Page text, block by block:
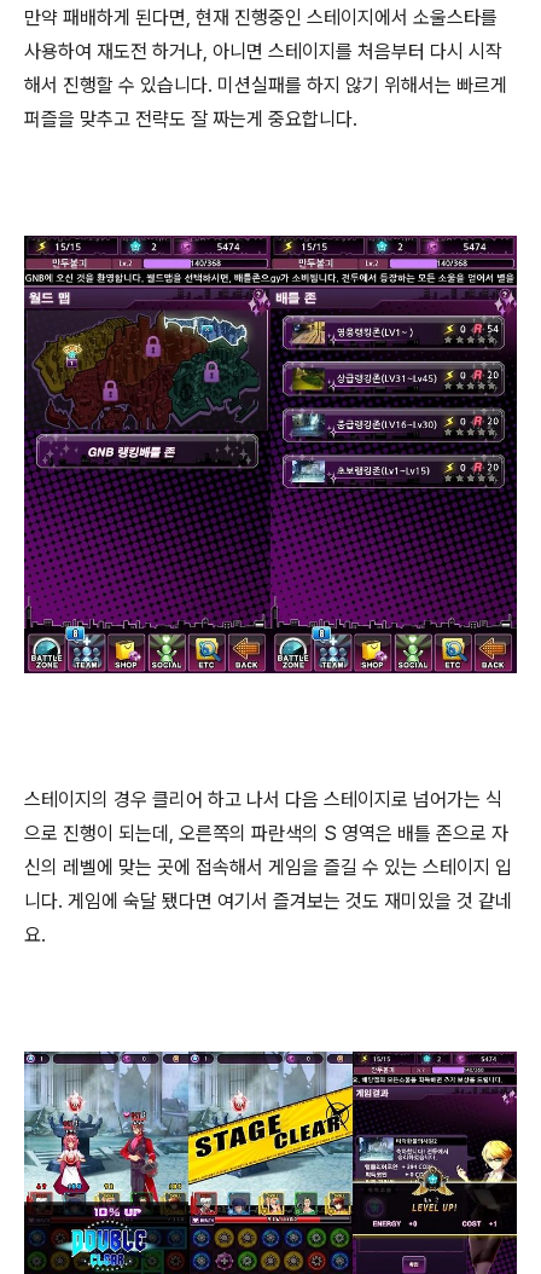
만약 패배하게 된다면, 현재 진행중인 스테이지에서 소울스타를
사용하여 재도전 하거나, 아니면 스테이지를 처음부터 다시 시작
해서 진행할 수 있습니다. 미션실패를 하지 않기 위해서는 빠르게
퍼즐을 맞추고 전략도 잘 짜는게 중요합니다.
스테이지의 경우 클리어 하고 나서 다음 스테이지로 넘어가는 식
으로 진행이 되는데, 오른쪽의 파란색의 S 영역은 배틀 존으로 자
신의 레벨에 맞는 곳에 접속해서 게임을 즐길 수 있는 스테이지 입
니다. 게임에 숙달 됐다면 여기서 즐겨보는 것도 재미있을 것 같네
요.